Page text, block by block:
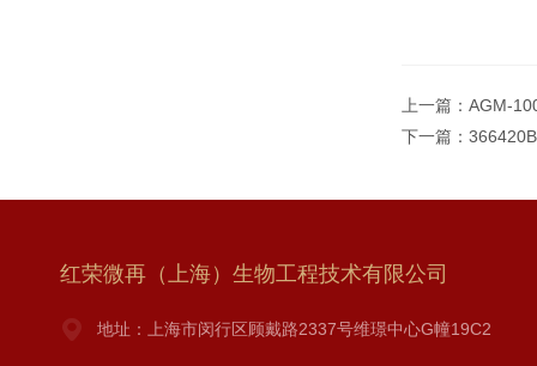
上一篇： AGM-
下一篇：
红荣微再（上海）生物工程技术有限公司
地址：上海市闵行区顾戴路2337号维璟中心G幢19C2